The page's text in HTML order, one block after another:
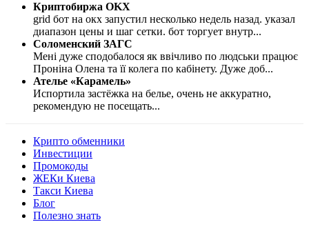
Криптобиржа OKX
grid бот на окх запустил несколько недель назад. указал
диапазон цены и шаг сетки. бот торгует внутр...
Соломенский ЗАГС
Мені дуже сподобалося як ввічливо по людськи працює
Проніна Олена та її колега по кабінету. Дуже доб...
Ателье «Карамель»
Испортила застёжка на белье, очень не аккуратно,
рекомендую не посещать...
Крипто обменники
Инвестиции
Промокоды
ЖЕКи Киева
Такси Киева
Блог
Полезно знать